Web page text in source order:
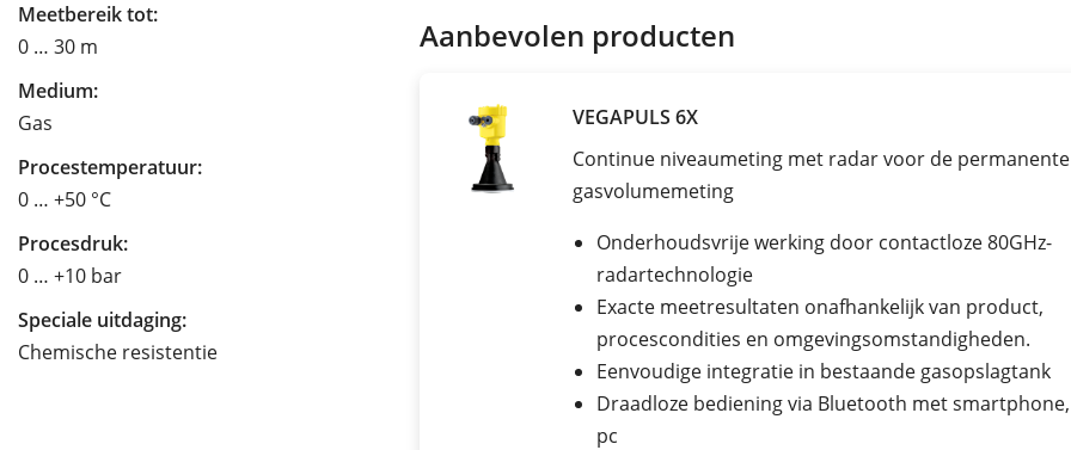
Meetbereik tot:
0 … 30 m
Medium:
Gas
Procestemperatuur:
0 … +50 °C
Procesdruk:
0 … +10 bar
Speciale uitdaging:
Chemische resistentie
Aanbevolen producten
VEGAPULS 6X
Continue niveaumeting met radar voor de permanente
gasvolumemeting
Onderhoudsvrije werking door contactloze 80GHz-
radartechnologie
Exacte meetresultaten onafhankelijk van product,
procescondities en omgevingsomstandigheden.
Eenvoudige integratie in bestaande gasopslagtank
Draadloze bediening via Bluetooth met
pc